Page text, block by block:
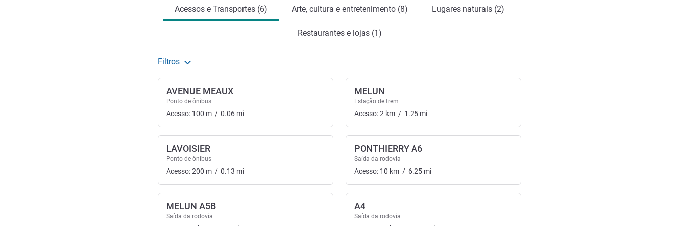
Acessos e Transportes (6) Arte, cultura e entretenimento (8) Lugares naturais (2)
Restaurantes e lojas (1)
Filtros
AVENUE MEAUX
Ponto de ônibus
Acesso: 100 m / 0.06 mi
LAVOISIER
Ponto de ônibus
Acesso:200 m / 0.13 mi
MELUN A5B
Saída da rodovia
MELUN
Estação de trem
Acesso:2 km / 1.25 mi
PONTHIERRY A6
Saída da rodovia
Acesso: 10 km / 6.25 mi
A4
Saída da rodovia